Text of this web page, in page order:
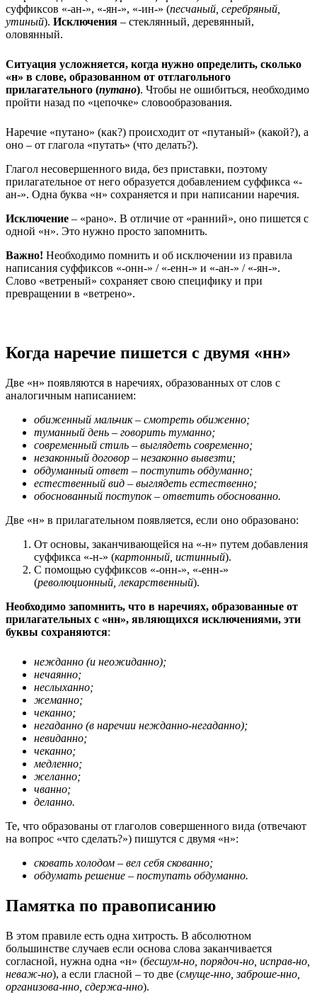
суффиксов «-ан-», «-ян-», «-ин-» (песчаный, серебряный,
утиный). Исключения – стеклянный, деревянный,
оловянный.
Ситуация усложняется, когда нужно определить, сколько
«н» в слове, образованном от отглагольного
прилагательного (путано). Чтобы не ошибиться, необходимо
пройти назад по «цепочке» словообразования.
Наречие «путано» (как?) происходит от «путаный» (какой?), а
оно – от глагола «путать» (что делать?).
Глагол несовершенного вида, без приставки, поэтому
прилагательное от него образуется добавлением суффикса «-
ан-». Одна буква «н» сохраняется и при написании наречия.
Исключение – «рано». В отличие от «ранний», оно пишется с
одной «н». Это нужно просто запомнить.
Важно! Необходимо помнить и об исключении из правила
написания суффиксов «-онн-» / «-енн-» и «-ан-» / «-ян-».
Слово «ветреный» сохраняет свою специфику и при
превращении в «ветрено».
Когда наречие пишется с двумя «нн»
Две «н» появляются в наречиях, образованных от слов с
аналогичным написанием:
обиженный мальчик – смотреть обиженно;
туманный день – говорить туманно;
современный стиль – выглядеть современно;
незаконный договор – незаконно вывезти;
обдуманный ответ – поступить обдуманно;
естественный вид – выглядеть естественно;
обоснованный поступок – ответить обоснованно.
Две «н» в прилагательном появляется, если оно образовано:
От основы, заканчивающейся на «-н» путем добавления
суффикса «-н-» (картонный, истинный).
С помощью суффиксов «-онн-», «-енн-»
(революционный, лекарственный).
Необходимо запомнить, что в наречиях, образованные от
прилагательных с «нн», являющихся исключениями, эти
буквы сохраняются:
нежданно (и неожиданно);
нечаянно;
неслыханно;
жеманно;
чеканно;
негаданно (в наречии нежданно-негаданно);
невиданно;
чеканно;
медленно;
желанно;
чванно;
деланно.
Те, что образованы от глаголов совершенного вида (отвечают
на вопрос «что сделать?») пишутся с двумя «н»:
сковать холодом – вел себя скованно;
обдумать решение – поступать обдуманно.
Памятка по правописанию
В этом правиле есть одна хитрость. В абсолютном
большинстве случаев если основа слова заканчивается
согласной, нужна одна «н» (бесшум-но, порядоч-но, исправ-но,
неваж-но), а если гласной – то две (смуще-нно, заброше-нно,
организова-нно, сдержа-нно).